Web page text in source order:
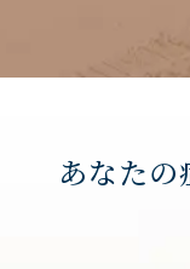
あなたの